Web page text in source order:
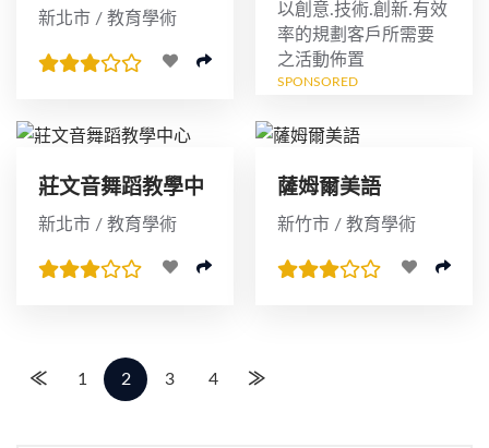
新北市 / 教育學術
以創意.技術.創新.有效
率的規劃客戶所需要
之活動佈置
SPONSORED
莊文音舞蹈教學中
心
新北市 / 教育學術
薩姆爾美語
新竹市 / 教育學術
≪ 1 2 3 4 ≫